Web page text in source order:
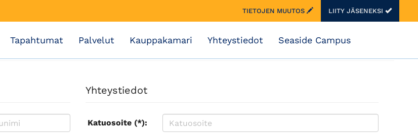
TIETOJEN MUUTOS LIITY JÄSENEKSI
Tapahtumat Palvelut Kauppakamari Yhteystiedot Seaside Campus
Yhteystiedot
Katuosoite (*):